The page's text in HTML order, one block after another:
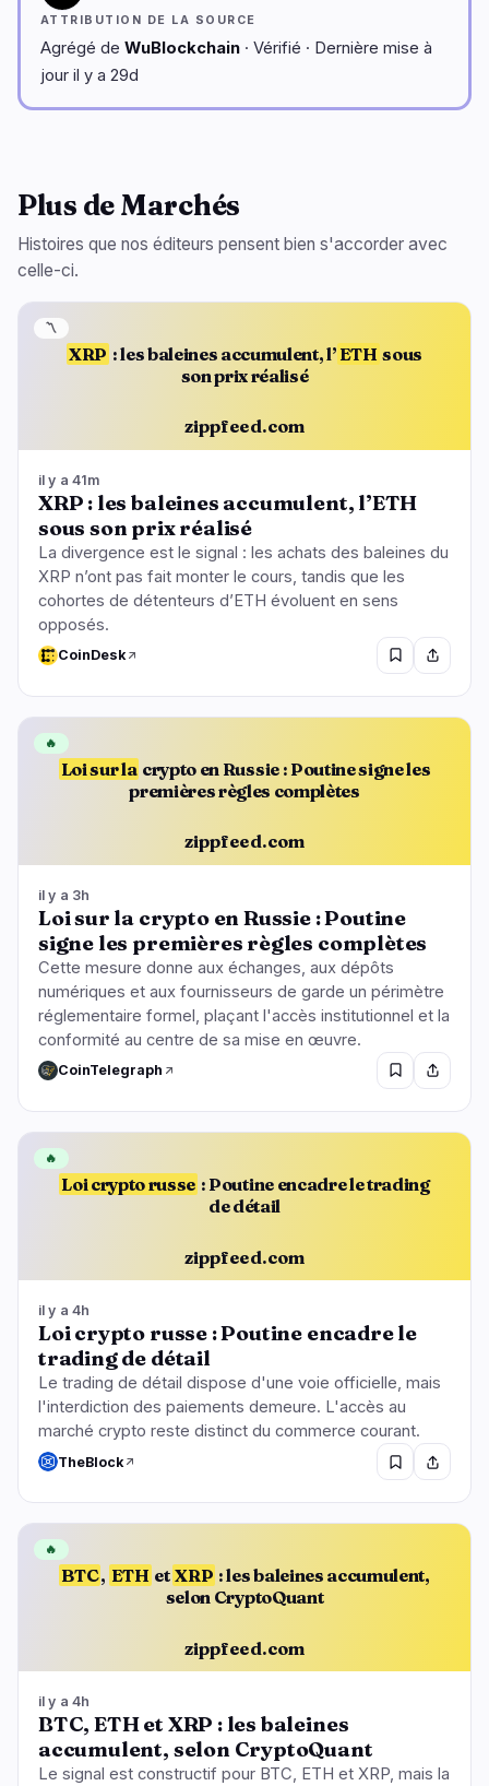
ATTRIBUTION DE LA SOURCE
Agrégé de WuBlockchain · Vérifié · Dernière mise à
jour il y a 29d
Plus de Marchés
Histoires que nos éditeurs pensent bien s'accorder avec
celle-ci.
XRP : les baleines accumulent, l’ ETH sous
son prix réalisé
zippfeed.com
〽️
il y a 41m
XRP : les baleines accumulent, l’ETH
sous son prix réalisé
La divergence est le signal : les achats des baleines du
XRP n’ont pas fait monter le cours, tandis que les
cohortes de détenteurs d’ETH évoluent en sens
opposés.
CoinDesk
Loi sur la crypto en Russie : Poutine signe les
premières règles complètes
zippfeed.com
🔥
il y a 3h
Loi sur la crypto en Russie : Poutine
signe les premières règles complètes
Cette mesure donne aux échanges, aux dépôts
numériques et aux fournisseurs de garde un périmètre
réglementaire formel, plaçant l'accès institutionnel et la
conformité au centre de sa mise en œuvre.
CoinTelegraph
Loi crypto russe : Poutine encadre le trading
de détail
zippfeed.com
🔥
il y a 4h
Loi crypto russe : Poutine encadre le
trading de détail
Le trading de détail dispose d'une voie officielle, mais
l'interdiction des paiements demeure. L'accès au
marché crypto reste distinct du commerce courant.
TheBlock
BTC, ETH et XRP : les baleines accumulent,
selon CryptoQuant
zippfeed.com
🔥
il y a 4h
BTC, ETH et XRP : les baleines
accumulent, selon CryptoQuant
Le signal est constructif pour BTC, ETH et XRP, mais la